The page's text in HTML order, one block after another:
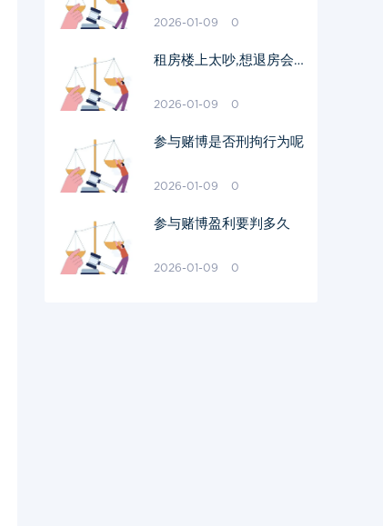
2026-01-09 0
租房楼上太吵,想退房会
2026-01-09 0
参与赌博是否刑拘行为呢
2026-01-09 0
参与赌博盈利要判多久
2026-01-09 0